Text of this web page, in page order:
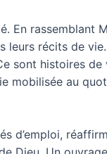
En rassemblant
leurs récits de
sont histoires de
mobilisée au
d’emploi,